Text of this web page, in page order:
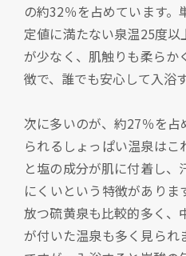
の約32％を占めています
定値に満たない泉温25度以
が少なく、肌触りも柔らか
徴で、誰でも安心して入浴
次に多いのが、約27％を
られるしょっぱい温泉はこ
と塩の成分が肌に付着し
にくいという特徴がありま
放つ硫黄泉も比較的多く、
が付いた温泉も多く見られ